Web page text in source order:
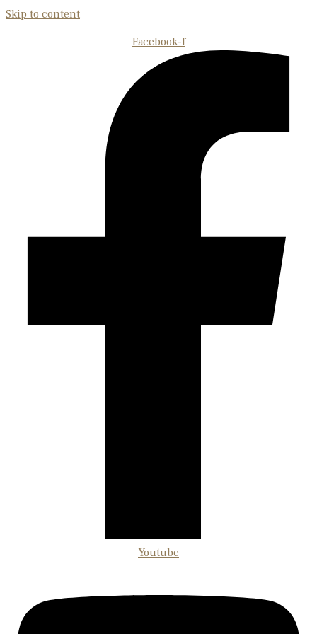
Skip to content
Facebook-f
Youtube